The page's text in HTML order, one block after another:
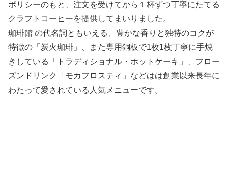
ポリシーのもと、注文を受けてから１杯ずつ丁寧にたてる
クラフトコーヒーを提供してまいりました。
珈琲館 の代名詞ともいえる、豊かな香りと独特のコクが
特徴の「炭火珈琲」、また専用銅板で1枚1枚丁寧に手焼
きしている「トラディショナル・ホットケーキ」、フロー
ズンドリンク「モカフロスティ」などはは創業以来長年に
わたって愛されている人気メニューです。